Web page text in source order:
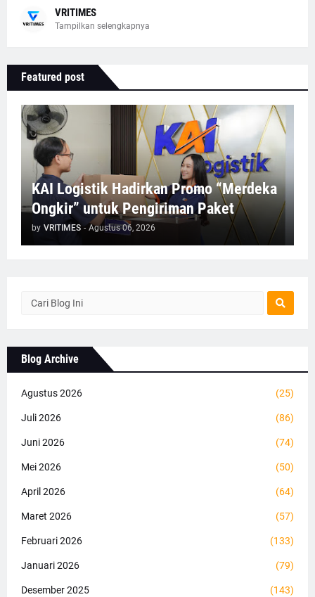
VRITIMES
Tampilkan selengkapnya
Featured post
KAI Logistik Hadirkan Promo “Merdeka
Ongkir” untuk Pengiriman Paket
by VRITIMES - Agustus 06, 2026
Blog Archive
Agustus 2026 (25)
Juli 2026 (86)
Juni 2026 (74)
Mei 2026 (50)
April 2026 (64)
Maret 2026 (57)
Februari 2026 (133)
Januari 2026 (79)
Desember 2025 (143)